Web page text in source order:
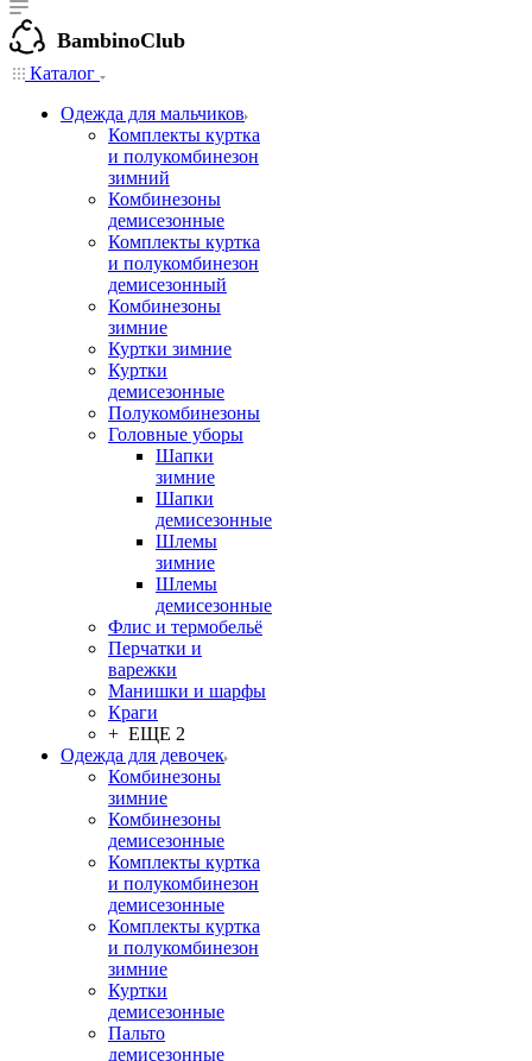
BambinoClub
Каталог
Одежда для мальчиков
Комплекты куртка
и полукомбинезон
зимний
Комбинезоны
демисезонные
Комплекты куртка
и полукомбинезон
демисезонный
Комбинезоны
зимние
Куртки зимние
Куртки
демисезонные
Полукомбинезоны
Головные уборы
Шапки
зимние
Шапки
демисезонные
Шлемы
зимние
Шлемы
демисезонные
Флис и термобельё
Перчатки и
варежки
Манишки и шарфы
Краги
+ ЕЩЕ 2
Одежда для девочек
Комбинезоны
зимние
Комбинезоны
демисезонные
Комплекты куртка
и полукомбинезон
демисезонные
Комплекты куртка
и полукомбинезон
зимние
Куртки
демисезонные
Пальто
демисезонные